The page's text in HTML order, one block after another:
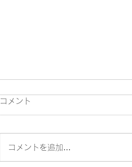
コメント
コメントを追加…